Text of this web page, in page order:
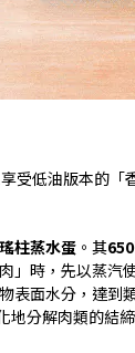
受低油版本的
柱蒸水蛋 。其650
」時，先以蒸
表面水分，達
地分解肉類的結